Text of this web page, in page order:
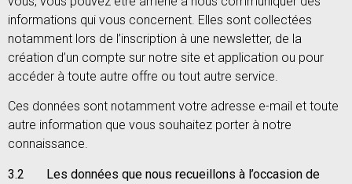
informations qui vous concernent. Elles sont collectées
notamment lors de l’inscription à une newsletter, de la
création d’un compte sur notre site et application ou pour
accéder à toute autre offre ou tout autre service.
Ces données sont notamment votre adresse e-mail et toute
autre information que vous souhaitez porter à notre
connaissance.
3.2 Les données que nous recueillons à l’occasion de